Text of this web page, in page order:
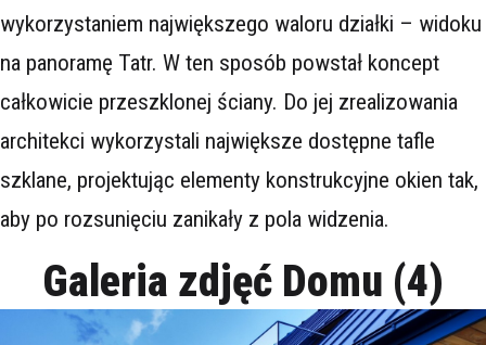
wykorzystaniem największego waloru działki – widoku
na panoramę Tatr. W ten sposób powstał koncept
całkowicie przeszklonej ściany. Do jej zrealizowania
architekci wykorzystali największe dostępne tafle
szklane, projektując elementy konstrukcyjne okien tak,
aby po rozsunięciu zanikały z pola widzenia.
Galeria zdjęć Domu (4)